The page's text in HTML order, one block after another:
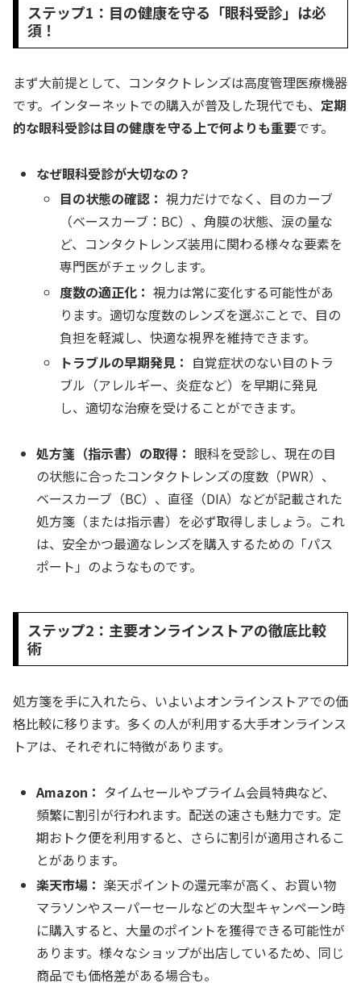
ステップ1：目の健康を守る「眼科受診」は必
須！
まず大前提として、コンタクトレンズは高度管理医療機器
です。インターネットでの購入が普及した現代でも、 定期
的な眼科受診は目の健康を守る上で何よりも重要です。
なぜ眼科受診が大切なの？
目の状態の確認： 視力だけでなく、目のカーブ
（ベースカーブ：BC）、角膜の状態、涙の量な
ど、コンタクトレンズ装用に関わる様々な要素を
専門医がチェックします。
度数の適正化： 視力は常に変化する可能性があ
ります。適切な度数のレンズを選ぶことで、目の
負担を軽減し、快適な視界を維持できます。
トラブルの早期発見： 自覚症状のない目のトラ
ブル（アレルギー、炎症など）を早期に発見
し、適切な治療を受けることができます。
処方箋（指示書）の取得： 眼科を受診し、現在の目
の状態に合ったコンタクトレンズの度数（PWR）、
ベースカーブ（BC）、直径（DIA）などが記載された
処方箋（または指示書）を必ず取得しましょう。これ
は、安全かつ最適なレンズを購入するための「パス
ポート」のようなものです。
ステップ2：主要オンラインストアの徹底比較
術
処方箋を手に入れたら、いよいよオンラインストアでの価
格比較に移ります。多くの人が利用する大手オンラインス
トアは、それぞれに特徴があります。
Amazon： タイムセールやプライム会員特典など、
頻繁に割引が行われます。配送の速さも魅力です。定
期おトク便を利用すると、さらに割引が適用されるこ
とがあります。
楽天市場： 楽天ポイントの還元率が高く、お買い物
マラソンやスーパーセールなどの大型キャンペーン時
に購入すると、大量のポイントを獲得できる可能性が
あります。様々なショップが出店しているため、同じ
商品でも価格差がある場合も。